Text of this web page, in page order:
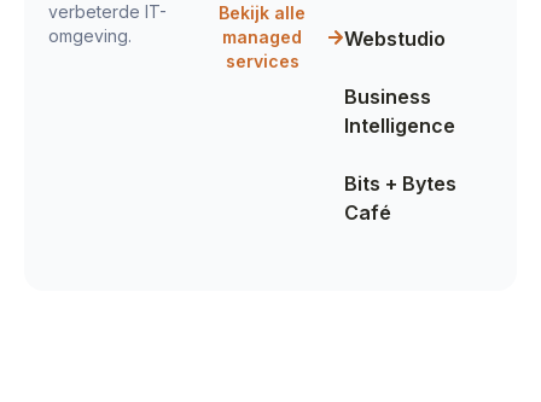
verbeterde IT-
omgeving.
Bekijk alle
managed
services
Webstudio
Business
Intelligence
Bits + Bytes
Café